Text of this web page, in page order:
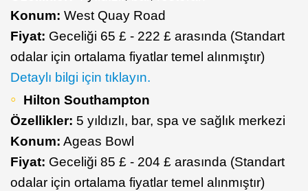
Konum: West Quay Road
Fiyat: Geceliği 65 £ - 222 £ arasında (Standart
odalar için ortalama fiyatlar temel alınmıştır)
Detaylı bilgi için tıklayın.
Hilton Southampton
Özellikler: 5 yıldızlı, bar, spa ve sağlık merkezi
Konum: Ageas Bowl
Fiyat: Geceliği 85 £ - 204 £ arasında (Standart
odalar için ortalama fiyatlar temel alınmıştır)